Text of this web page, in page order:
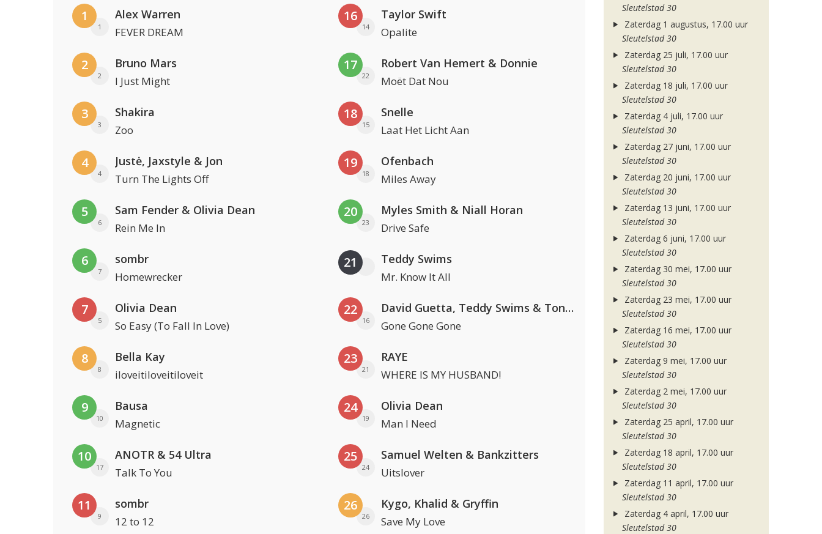
1
1
Alex Warren
FEVER DREAM
2
2
Bruno Mars
I Just Might
3
3
Shakira
Zoo
4
4
Justė, Jaxstyle & Jon
Turn The Lights Off
5
6
Sam Fender & Olivia Dean
Rein Me In
6
7
sombr
Homewrecker
7
5
Olivia Dean
So Easy (To Fall In Love)
8
8
Bella Kay
iloveitiloveitiloveit
9
10
Bausa
Magnetic
10
17
ANOTR & 54 Ultra
Talk To You
11
9
sombr
12 to 12
16
14
Taylor Swift
Opalite
17
22
Robert Van Hemert & Donnie
Moët Dat Nou
18
15
Snelle
Laat Het Licht Aan
19
18
Ofenbach
Miles Away
20
23
Myles Smith & Niall Horan
Drive Safe
21 Teddy Swims
Mr. Know It All
22
16
David Guetta, Teddy Swims & Tones And I
Gone Gone Gone
23
21
RAYE
WHERE IS MY HUSBAND!
24
19
Olivia Dean
Man I Need
25
24
Samuel Welten & Bankzitters
Uitslover
26
26
Kygo, Khalid & Gryffin
Save My Love
Sleutelstad 30
Zaterdag 1 augustus, 17.00 uur
Sleutelstad 30
Zaterdag 25 juli, 17.00 uur
Sleutelstad 30
Zaterdag 18 juli, 17.00 uur
Sleutelstad 30
Zaterdag 4 juli, 17.00 uur
Sleutelstad 30
Zaterdag 27 juni, 17.00 uur
Sleutelstad 30
Zaterdag 20 juni, 17.00 uur
Sleutelstad 30
Zaterdag 13 juni, 17.00 uur
Sleutelstad 30
Zaterdag 6 juni, 17.00 uur
Sleutelstad 30
Zaterdag 30 mei, 17.00 uur
Sleutelstad 30
Zaterdag 23 mei, 17.00 uur
Sleutelstad 30
Zaterdag 16 mei, 17.00 uur
Sleutelstad 30
Zaterdag 9 mei, 17.00 uur
Sleutelstad 30
Zaterdag 2 mei, 17.00 uur
Sleutelstad 30
Zaterdag 25 april, 17.00 uur
Sleutelstad 30
Zaterdag 18 april, 17.00 uur
Sleutelstad 30
Zaterdag 11 april, 17.00 uur
Sleutelstad 30
Zaterdag 4 april, 17.00 uur
Sleutelstad 30